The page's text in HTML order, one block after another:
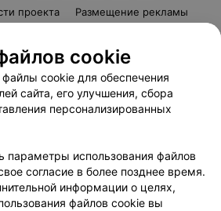
проекта
Размещение рекламы
соглашение
Способы оплаты
Партнеры
руководителю 103.by
персональных данных
cookie
cookie для обеспечения
сайта, его улучшения, сбора
персонализированных
параметры использования файлов
согласие в более позднее время.
информации о целях,
файлов cookie вы